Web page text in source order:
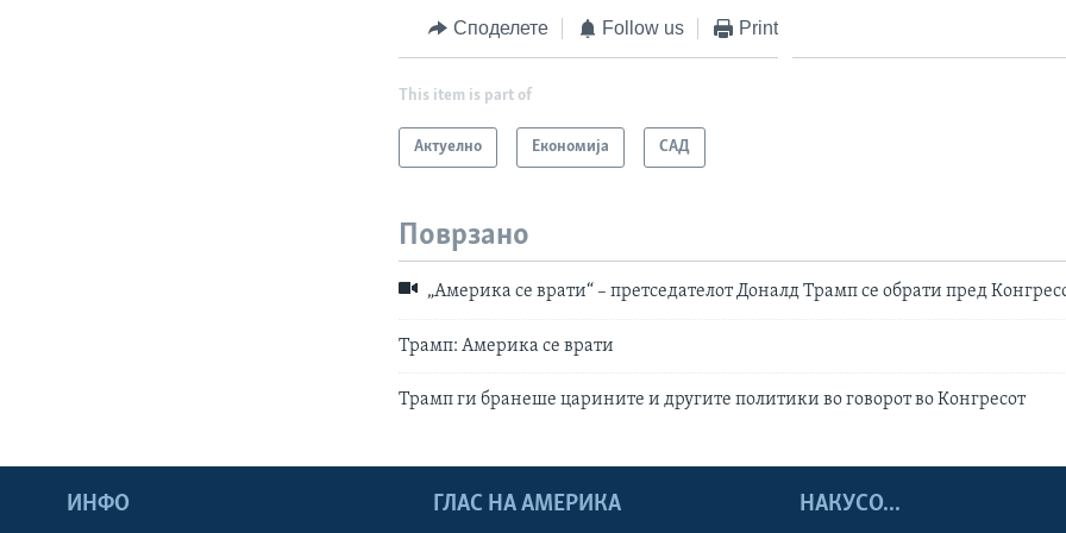
Споделете Follow us Print
This item is part of
Актуелно Економија САД
Поврзано
„Америка се врати“ – претседателот Доналд Трамп се обрати пред
Трамп: Америка се врати
Трамп ги бранеше царините и другите политики во говорот во Конгресот
НАКУСО...
ИНФО ГЛАС НА АМЕРИКА